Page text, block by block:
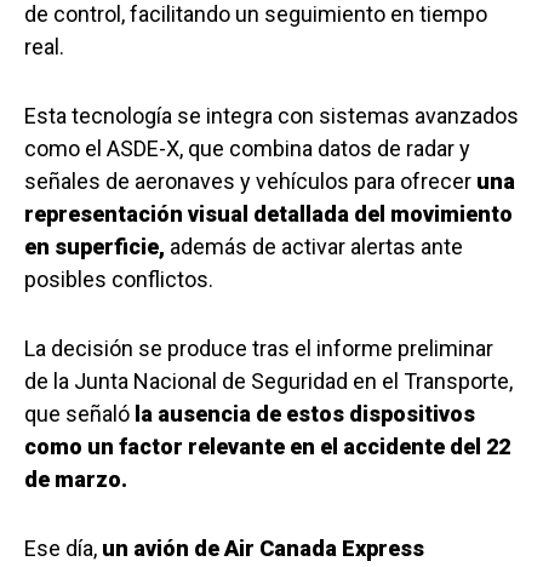
de control, facilitando un seguimiento en tiempo
real.
Esta tecnología se integra con sistemas avanzados
como el ASDE-X, que combina datos de radar y
señales de aeronaves y vehículos para ofrecer una
representación visual detallada del movimiento
en superficie, además de activar alertas ante
posibles conflictos.
La decisión se produce tras el informe preliminar
de la Junta Nacional de Seguridad en el Transporte,
que señaló la ausencia de estos dispositivos
como un factor relevante en el accidente del 22
de marzo.
Ese día, un avión de Air Canada Express